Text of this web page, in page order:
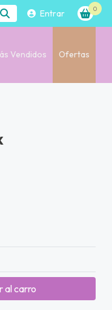
Entrar 0
Vendidos Ofertas
al carro